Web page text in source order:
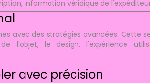
information véridique de
avec des stratégies avancées. Cette
l'objet, le design, l'expérience
avec précision